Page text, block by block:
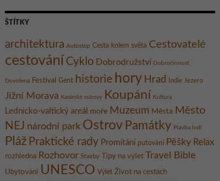
ŠTÍTKY
architektura Autostop Cesta kolem světa Cestovatelé
cestování Cyklo Dobrodružství Dobročinnost
Dovolená Festival Gent historie hory Hrad Indie Jezero
Jižní Morava Kanárské ostrovy Koupání Kultura
Lednicko-valtický areál moře Muzeum Města Město
NEJ národní park Ostrov Památky Plavba lodí
Pláž Praktické rady Promítání putování Pěšky Relax
rozhledna Rozhovor Stavby Tipy na výlet Travel Bible
Ubytování UNESCO Výlet Život na cestách